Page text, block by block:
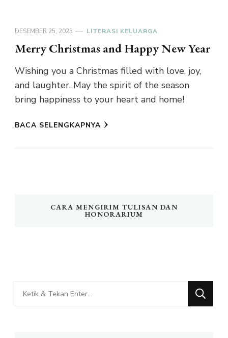
DESEMBER 25, 2023 LITERASI KELUARGA
Merry Christmas and Happy New Year
Wishing you a Christmas filled with love, joy,
and laughter. May the spirit of the season
bring happiness to your heart and home!
BACA SELENGKAPNYA
CARA MENGIRIM TULISAN DAN
HONORARIUM
Mencari
Sesuatu?